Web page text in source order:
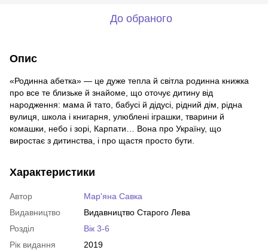
До обраного
Опис
«Родинна абетка» — це дуже тепла й світла родинна книжка
про все те близьке й знайоме, що оточує дитину від
народження: мама й тато, бабусі й дідусі, рідний дім, рідна
вулиця, школа і книгарня, улюблені іграшки, тварини й
комашки, небо і зорі, Карпати… Вона про Україну, що
виростає з дитинства, і про щастя просто бути.
Характеристики
Автор
Мар'яна Савка
Видавництво
Видавництво Старого Лева
Розділ
Вік 3-6
Рік видання
2019